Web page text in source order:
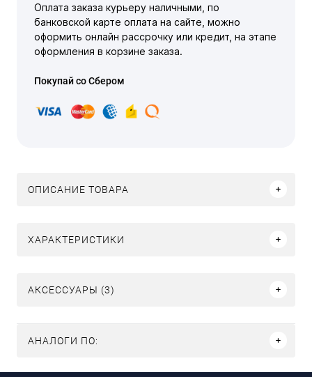
Оплата заказа курьеру наличными, по
банковской карте оплата на сайте, можно
оформить онлайн рассрочку или кредит, на этапе
оформления в корзине заказа.
Покупай со Сбером
ОПИСАНИЕ ТОВАРА
ХАРАКТЕРИСТИКИ
АКСЕССУАРЫ (3)
АНАЛОГИ ПО: